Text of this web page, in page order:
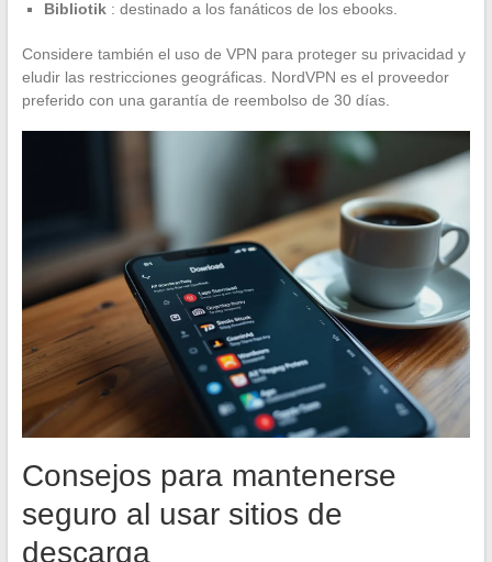
Bibliotik: destinado a los fanáticos de los ebooks.
Considere también el uso de VPN para proteger su privacidad y
eludir las restricciones geográficas. NordVPN es el proveedor
preferido con una garantía de reembolso de 30 días.
Consejos para mantenerse
seguro al usar sitios de
descarga